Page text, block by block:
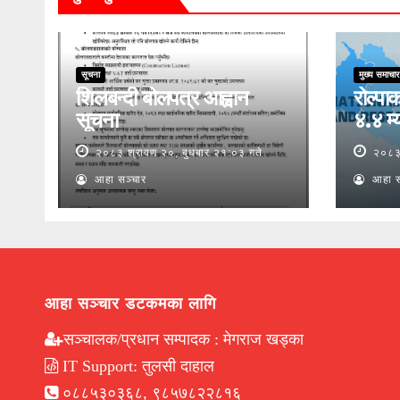
सूचना
शिलबन्दी बोलपत्र आह्वान
सूचना
२०८३ श्रावण २०, बुधबार २१:०३ गते
आहा सञ्चार
मुख्य समाचार
४.४
आहा
आहा सञ्चार डटकमका लागि
सञ्चालक/प्रधान सम्पादक : मेगराज खड्का
IT Support: तुलसी दाहाल
०८८५३०३६८, ९८५७८२२८१६